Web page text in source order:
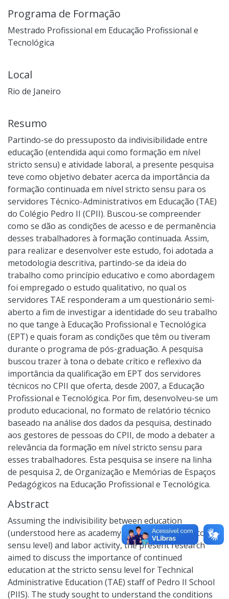
Programa de Formação
Mestrado Profissional em Educação Profissional e
Tecnológica
Local
Rio de Janeiro
Resumo
Partindo-se do pressuposto da indivisibilidade entre
educação (entendida aqui como formação em nível
stricto sensu) e atividade laboral, a presente pesquisa
teve como objetivo debater acerca da importância da
formação continuada em nível stricto sensu para os
servidores Técnico-Administrativos em Educação (TAE)
do Colégio Pedro II (CPII). Buscou-se compreender
como se dão as condições de acesso e de permanência
desses trabalhadores à formação continuada. Assim,
para realizar e desenvolver este estudo, foi adotada a
metodologia descritiva, partindo-se da ideia do
trabalho como princípio educativo e como abordagem
foi empregado o estudo qualitativo, no qual os
servidores TAE responderam a um questionário semi-
aberto a fim de investigar a identidade do seu trabalho
no que tange à Educação Profissional e Tecnológica
(EPT) e quais foram as condições que têm ou tiveram
durante o programa de pós-graduação. A pesquisa
buscou trazer à tona o debate crítico e reflexivo da
importância da qualificação em EPT dos servidores
técnicos no CPII que oferta, desde 2007, a Educação
Profissional e Tecnológica. Por fim, desenvolveu-se um
produto educacional, no formato de relatório técnico
baseado na análise dos dados da pesquisa, destinado
aos gestores de pessoas do CPII, de modo a debater a
relevância da formação em nível stricto sensu para
esses trabalhadores. Esta pesquisa se insere na linha
de pesquisa 2, de Organização e Memórias de Espaços
Pedagógicos na Educação Profissional e Tecnológica.
Abstract
Assuming the indivisibility between education
(understood here as academy training at the stricto
sensu level) and labor activity, the present research
aimed to discuss the importance of continued
education at the stricto sensu level for Technical
Administrative Education (TAE) staff of Pedro II School
(PIIS). The study sought to understand the conditions